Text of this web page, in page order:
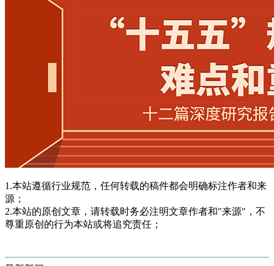
1.本站遵循行业规范，任何转载的稿件都会明确标注作者和来
源；
2.本站的原创文章，请转载时务必注明文章作者和"来源"，不
尊重原创的行为本站或将追究责任；